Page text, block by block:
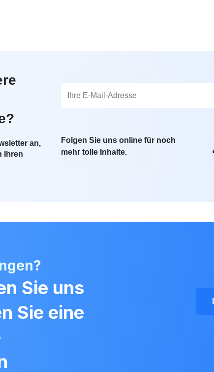
an,
Ihren
Folgen Sie uns online für noch
mehr tolle Inhalte.
Sie uns
Sie eine